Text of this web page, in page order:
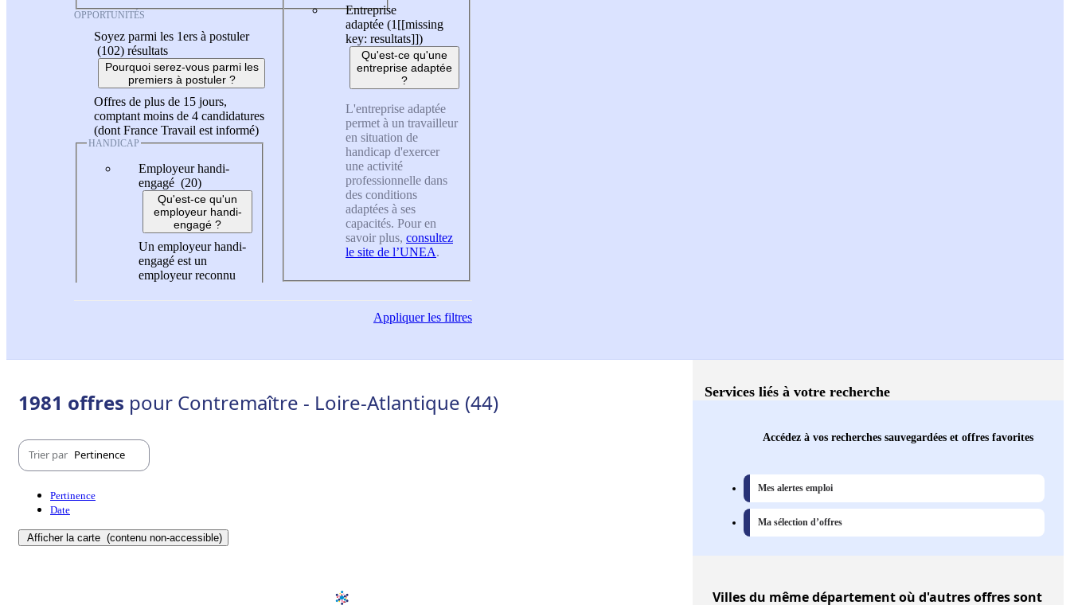
OPPORTUNITÉS
Soyez parmi les 1ers à postuler
(102) résultats
Pourquoi serez-vous parmi les
premiers à postuler ?
Offres de plus de 15 jours,
comptant moins de 4 candidatures
(dont France Travail est informé)
HANDICAP
Employeur handi-
engagé (20)
Qu'est-ce qu'un
employeur handi-
engagé ?
Un employeur handi-
engagé est un
employeur reconnu
Entreprise
adaptée (1 [[missing
key: resultats]])
Qu'est-ce qu'une
entreprise adaptée
?
L'entreprise adaptée
permet à un travailleur
en situation de
handicap d'exercer
une activité
professionnelle dans
des conditions
adaptées à ses
capacités. Pour en
savoir plus, consultez
le site de l’UNEA.
Appliquerles filtres
1981 offres pour Contremaître - Loire-Atlantique (44)
Trier par Pertinence
Pertinence
Date
Afficher la carte (contenu non-accessible)
Services liés à votre recherche
Accédez à vos recherches sauvegardées et offres favorites
Mes alertes emploi
Ma sélection d’offres
Villesdu même département où d'autres offres sont